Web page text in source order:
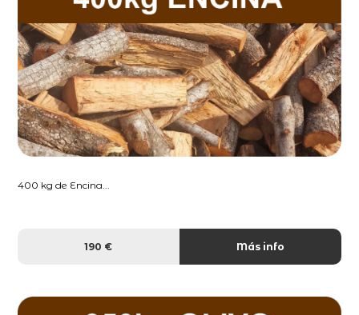
400 kg de Encina...
190 € Más info